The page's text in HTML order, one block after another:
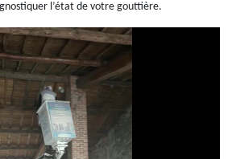
l’état de votre gouttière.